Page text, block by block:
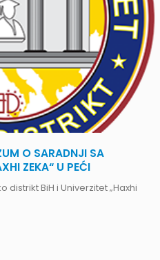
O SARADNJI SA
ZEKA“ U PEĆI
distrikt BiH i Univerzitet „Haxhi